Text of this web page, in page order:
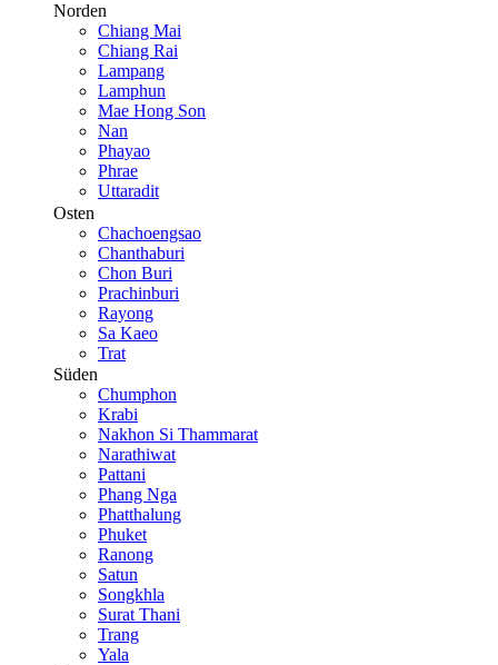
Norden
Chiang Mai
Chiang Rai
Lampang
Lamphun
Mae Hong Son
Nan
Phayao
Phrae
Uttaradit
Osten
Chachoengsao
Chanthaburi
Chon Buri
Prachinburi
Rayong
Sa Kaeo
Trat
Süden
Chumphon
Krabi
Nakhon Si Thammarat
Narathiwat
Pattani
Phang Nga
Phatthalung
Phuket
Ranong
Satun
Songkhla
Surat Thani
Trang
Yala